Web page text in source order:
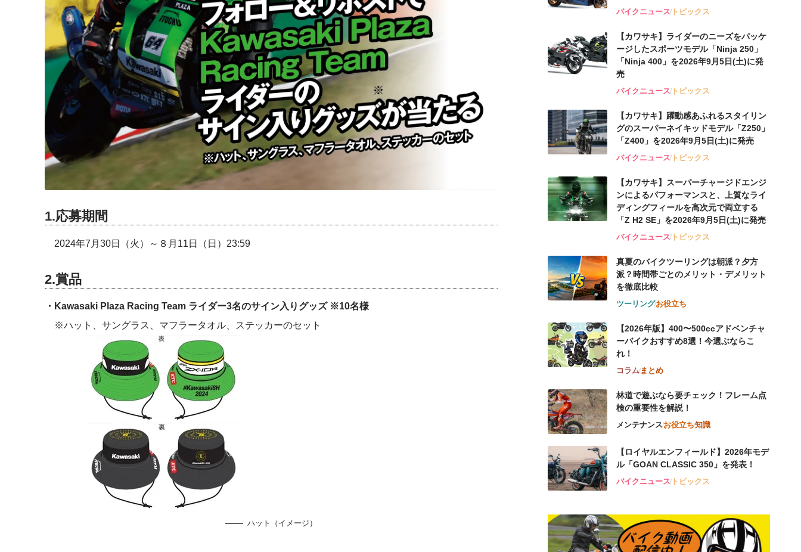
1.応募期間
2024年7月30日（火）～８月11日（日）23:59
2.賞品
・Kawasaki Plaza Racing Team ライダー3名のサイン入りグッズ ※10名様
※ハット、サングラス、マフラータオル、ステッカーのセット
ハット（イメージ）
バイクニューストピックス
【カワサキ】ライダーのニーズをパッケ
ージしたスポーツモデル「Ninja 250」
「Ninja 400」を2026年9月5日(土)に発
売
バイクニューストピックス
【カワサキ】躍動感あふれるスタイリン
グのスーパーネイキッドモデル「Z250」
「Z400」を2026年9月5日(土)に発売
バイクニューストピックス
【カワサキ】スーパーチャージドエンジ
ンによるパフォーマンスと、上質なライ
ディングフィールを高次元で両立する
「Z H2 SE」を2026年9月5日(土)に発売
バイクニューストピックス
真夏のバイクツーリングは朝派？夕方
派？時間帯ごとのメリット・デメリット
を徹底比較
ツーリングお役立ち
【2026年版】400〜500ccアドベンチャ
ーバイクおすすめ8選！今選ぶならこ
れ！
コラムまとめ
林道で遊ぶなら要チェック！フレーム点
検の重要性を解説！
メンテナンスお役立ち知識
【ロイヤルエンフィールド】2026年モデ
ル「GOAN CLASSIC 350」を発表！
バイクニューストピックス